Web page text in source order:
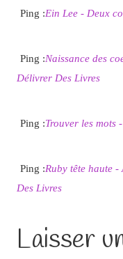
Ping :Ein Lee - Deux
Ping :Naissance des
Délivrer Des Livres
Ping :Trouver les mots
Ping :Ruby tête haute
Des Livres
Laisser